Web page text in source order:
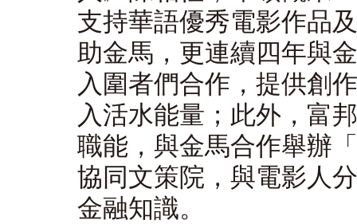
支持華語優秀電影作品
助金馬，更連續四年與
入圍者們合作，提供創
入活水能量；此外，富
職能，與金馬合作舉辦
協同文策院，與電影人
金融知識。